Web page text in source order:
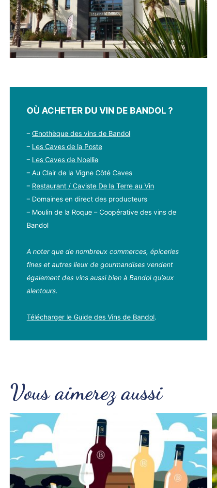
OÙ ACHETER DU VIN DE BANDOL ?
– Œnothèque des vins de Bandol
– Les Caves de la Poste
– Les Caves de Noellie
– Au Clair de la Vigne Côté Caves
– Restaurant / Caviste De la Terre au Vin
– Domaines en direct des producteurs
– Moulin de la Roque – Coopérative des vins de
Bandol
A noter que de nombreux commerces, épiceries
fines et autres lieux de gourmandises vendent
également des vins aussi bien à Bandol qu’aux
alentours.
Télécharger le Guide des Vins de Bandol.
Vous aimerez aussi